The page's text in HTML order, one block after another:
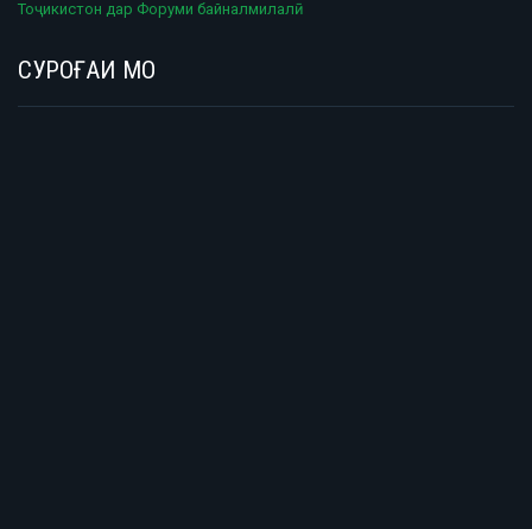
Тоҷикистон дар Форуми байналмилалӣ
СУРОҒАИ МО